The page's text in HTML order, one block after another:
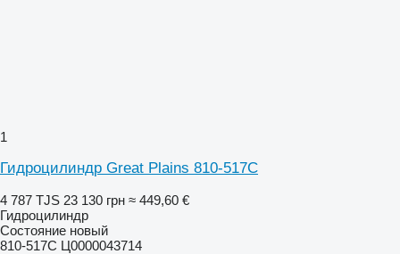
1
Гидроцилиндр Great Plains 810-517C
4 787 TJS 23 130 грн ≈ 449,60 €
Гидроцилиндр
Состояние новый
810-517C Ц0000043714